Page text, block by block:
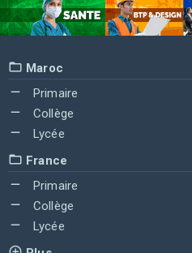
Maroc
Primaire
Collège
Lycée
France
Primaire
Collège
Lycée